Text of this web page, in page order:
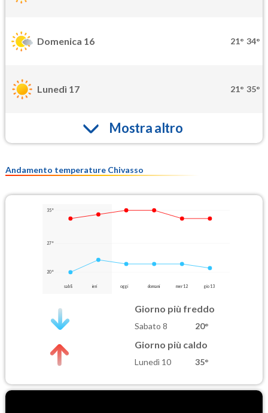
Domenica 16 21° 34°
Lunedì 17 21° 35°
Mostra altro
Andamento temperature Chivasso
35°
27°
20°
sab 8 ieri oggi domani mer 12 gio 13
Giorno più freddo
Sabato 8 20°
Giorno più caldo
Lunedì 10 35°